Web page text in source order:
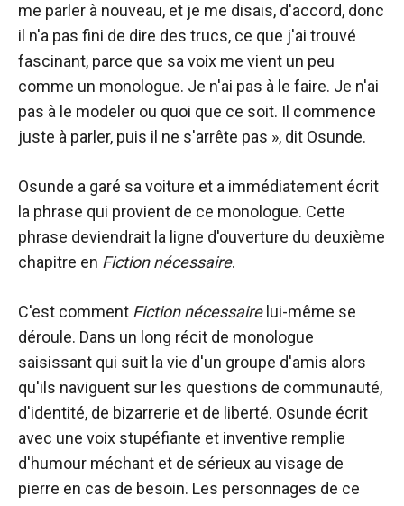
me parler à nouveau, et je me disais, d'accord, donc
il n'a pas fini de dire des trucs, ce que j'ai trouvé
fascinant, parce que sa voix me vient un peu
comme un monologue. Je n'ai pas à le faire. Je n'ai
pas à le modeler ou quoi que ce soit. Il commence
juste à parler, puis il ne s'arrête pas », dit Osunde.
Osunde a garé sa voiture et a immédiatement écrit
la phrase qui provient de ce monologue. Cette
phrase deviendrait la ligne d'ouverture du deuxième
chapitre en Fiction nécessaire.
C'est comment Fiction nécessaire lui-même se
déroule. Dans un long récit de monologue
saisissant qui suit la vie d'un groupe d'amis alors
qu'ils naviguent sur les questions de communauté,
d'identité, de bizarrerie et de liberté. Osunde écrit
avec une voix stupéfiante et inventive remplie
d'humour méchant et de sérieux au visage de
pierre en cas de besoin. Les personnages de ce